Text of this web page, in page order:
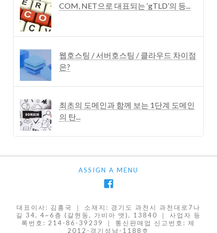
COM, NET으로 대표되는 ‘gTLD’의 등...
웹호스팅 / 서버호스팅 / 클라우드 차이점
은?
최초의 도메인과 함께 보는 1단계 도메인
의 탄...
ASSIGN A MENU
대표이사: 김홍국 ｜ 소재지: 경기도 과천시 과천대로7나
길 34, 4~6층 (갈현동, 가비아 앳), 13840 ｜ 사업자 등
록번호: 214-86-39239 ｜ 통신판매업 신고번호: 제
2012-경기성남-1188호